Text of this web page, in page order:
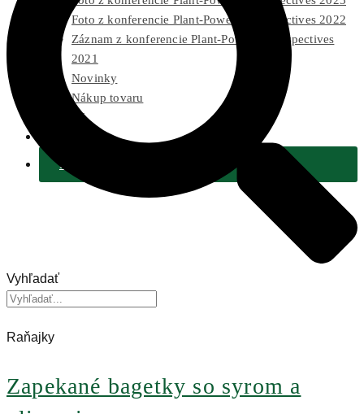
Foto z konferencie Plant-Powered Perspectives 2022
Záznam z konferencie Plant-Powered Perspectives
2021
Novinky
Nákup tovaru
Pre médiá
Podporiť
Vyhľadať
Raňajky
Zapekané bagetky so syrom a